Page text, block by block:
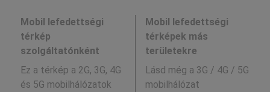
Mobil lefedettségi
térkép
szolgáltatónként
Ez a térkép a 2G, 3G, 4G
és 5G mobilhálózatok
Mobil lefedettségi
térképek más
területekre
Lásd még a 3G / 4G / 5G
mobilhálózat